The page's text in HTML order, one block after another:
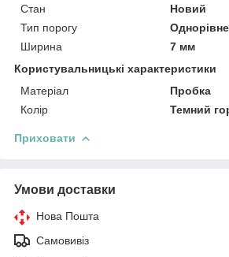
Стан
Новий
Тип порогу
Ширина
7 мм
Користувальницькі характеристики
Матеріал
Пробка
Колір
Темний
Приховати
Умови доставки
Нова Пошта
Самовивіз